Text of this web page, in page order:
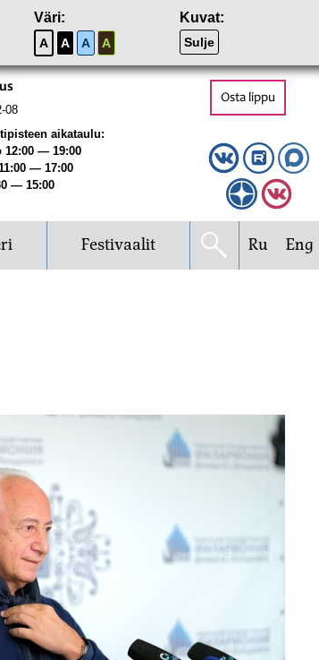
Väri:
A A A A
Kuvat:
Sulje
08
aikataulu:
12:00 — 19:00
— 17:00
— 15:00
Osta lippu
Festivaalit Ru Eng